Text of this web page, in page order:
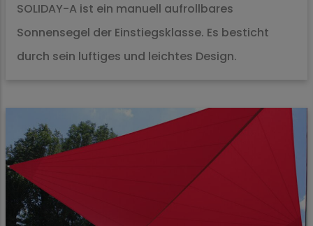
SOLIDAY-A ist ein manuell aufrollbares
Sonnensegel der Einstiegsklasse. Es besticht
durch sein luftiges und leichtes Design.